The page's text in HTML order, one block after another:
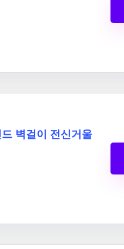
벽걸이 전신거울